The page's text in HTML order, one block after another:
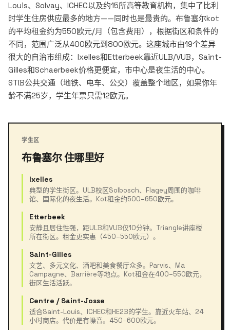
Louis、Solvay、ICHEC以及约15所高等教育机构，集中了比利
时学生住房供应最多的地方——同时也是最贵的。布鲁塞尔kot
的平均租金约为550欧元/月（包含费用），根据街区和条件的
不同，范围广泛从400欧元到800欧元。这座城市由19个差异
很大的自治市组成：Ixelles和Etterbeek靠近ULB/VUB，Saint-
Gilles和Schaerbeek价格更便宜，市中心是夜生活的中心。
STIB公共交通（地铁、电车、公交）覆盖整个地区，如果你年
龄不满25岁，学生年票只需12欧元。
学生区
布鲁塞尔 住哪里好
Ixelles
典型的学生街区。ULB校区Solbosch、Flagey周围的咖啡
馆、国际化的夜生活。Kot租金约500–650欧元。
Etterbeek
安静且居住性强，距ULB和VUB仅10分钟。Triangle讲座楼
所在街区。租金更实惠（450–550欧元）。
Saint-Gilles
文艺、多元文化、酒吧和美食餐厅众多。Parvis、Ma
Campagne、Barrière等地点。Kot租金在400–550欧元，
街区生活活跃。
Centre / Saint-Josse
适合Saint-Louis、ICHEC和HE2B的学生。靠近火车站、24
小时商店。代价是有噪音。450–600欧元。